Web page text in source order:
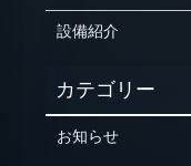
設備紹介
お知らせ